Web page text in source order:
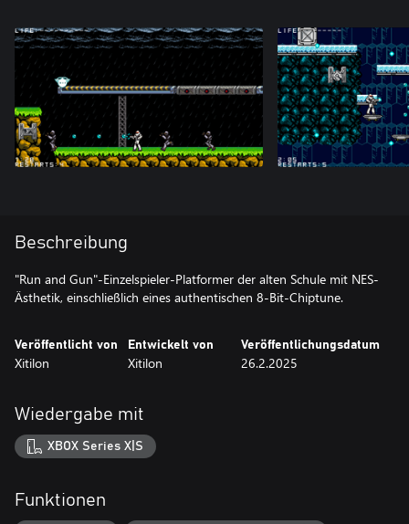
Beschreibung
"Run and Gun"-Einzelspieler-Platformer der alten Schule mit NES-
Ästhetik, einschließlich eines authentischen 8-Bit-Chiptune.
Veröffentlicht von
Xitilon
Entwickelt von
Xitilon
Veröffentlichungsdatum
26.2.2025
Wiedergabe mit
XBOX Series X|S
Funktionen